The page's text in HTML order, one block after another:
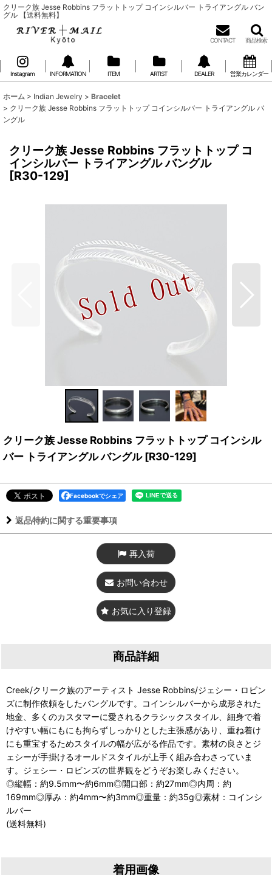
クリーク族 Jesse Robbins フラットトップ コインシルバー トライアングル バン
グル 【送料無料】
CONTACT 商品検索
Instagram INFORMATION ITEM ARTIST DEALER 営業カレンダー
ホーム > Indian Jewelry > Bracelet
> クリーク族 Jesse Robbins フラットトップ コインシルバー トライアングル バ
ングル
クリーク族 Jesse Robbins フラットトップ コ
インシルバー トライアングル バングル
[R30-129]
クリーク族 Jesse Robbins フラットトップ コインシル
バー トライアングル バングル[R30-129]
Facebookでシェア
返品特約に関する重要事項
再入荷
お問い合わせ
お気に入り登録
商品詳細
Creek/クリーク族のアーティスト Jesse Robbins/ジェシー・ロビン
ズに制作依頼をしたバングルです。コインシルバーから成形された
地金、多くのカスタマーに愛されるクラシックスタイル、細身で着
けやすい幅にもにも拘らずしっかりとした主張感があり、重ね着け
にも重宝するためスタイルの幅が広がる作品です。素材の良さとジ
ェシーが手掛けるオールドスタイルが上手く組み合わさっていま
す。ジェシー・ロビンズの世界観をどうぞお楽しみください。
◎縦幅：約9.5mm〜約6mm◎開口部：約27mm◎内周：約
169mm◎厚み：約4mm〜約3mm◎重量：約35g◎素材：コインシ
ルバー
(送料無料)
着用画像